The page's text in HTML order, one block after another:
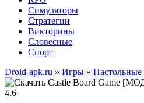
Симуляторы
Стратегии
Викторины
Словесные
Спорт
Droid-apk.ru » Игры » Настольные
4.6